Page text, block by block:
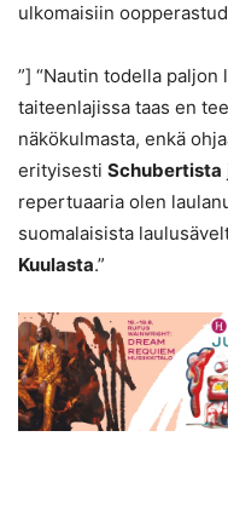
ulkomaisiin
”] “Nautin todella
taiteenlajissa taas en
näkökulmasta, enkä
erityisesti Schubertista
repertuaaria olen
suomalaisista
Kuulasta.”